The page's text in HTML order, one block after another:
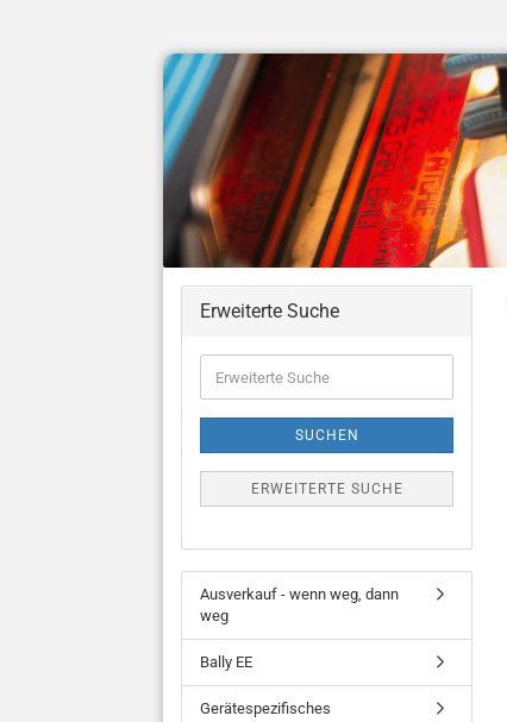
Erweiterte Suche
Suche
SUCHEN
ERWEITERTE SUCHE
Ausverkauf - wenn weg, dann
weg
Bally EE
Gerätespezifisches